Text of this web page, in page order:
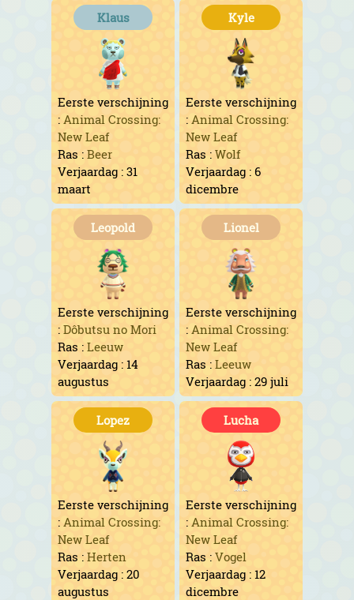
Klaus
Eerste verschijning
: Animal Crossing:
New Leaf
Ras : Beer
Verjaardag : 31
maart
Kyle
Eerste verschijning
: Animal Crossing:
New Leaf
Ras : Wolf
Verjaardag : 6
dicembre
Leopold
Eerste verschijning
: Dôbutsu no Mori
Ras : Leeuw
Verjaardag : 14
augustus
Lionel
Eerste verschijning
: Animal Crossing:
New Leaf
Ras : Leeuw
Verjaardag : 29 juli
Lopez
Eerste verschijning
: Animal Crossing:
New Leaf
Ras : Herten
Verjaardag : 20
augustus
Lucha
Eerste verschijning
: Animal Crossing:
New Leaf
Ras : Vogel
Verjaardag : 12
dicembre